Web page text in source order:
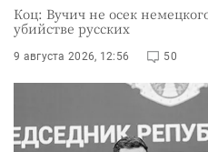
Коц: Вучич не осек
убийстве русских
9 августа 2026, 12:56 50